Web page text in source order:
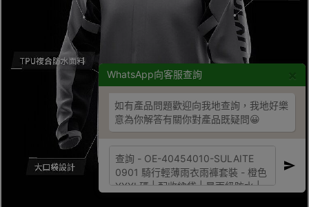
WhatsApp向客服查詢
如有產品問題歡迎向我地查詢，我地好樂
意為你解答有關你對產品既疑問😀